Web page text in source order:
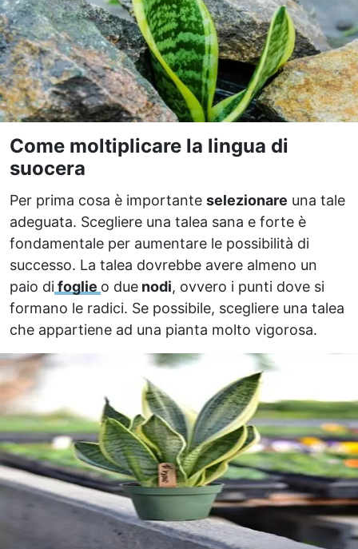
Come moltiplicare la lingua di
suocera
Per prima cosa è importante selezionare una tale
adeguata. Scegliere una talea sana e forte è
fondamentale per aumentare le possibilità di
successo. La talea dovrebbe avere almeno un
paio difoglie o due nodi, ovvero i punti dove si
formano le radici. Se possibile, scegliere una talea
che appartiene ad una pianta molto vigorosa.